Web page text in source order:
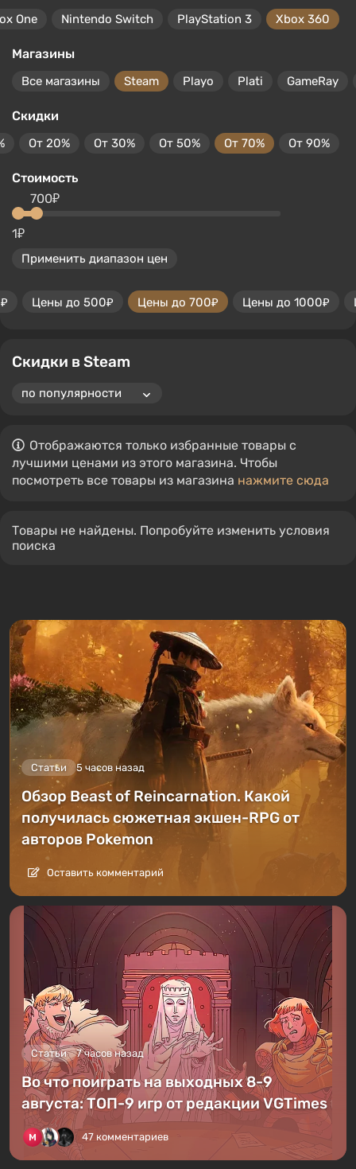
One Nintendo Switch PlayStation 3 Xbox 360
Магазины
Все магазины Steam Playo Plati GameRay
Скидки
От 20% От 30% От 50% От 70% От 90%
Стоимость
1₽
700₽
Применить диапазон цен
Цены до 500₽ Цены до 700₽ Цены до 1000₽
Скидки в Steam
Отображаются только избранные товары с
лучшими ценами из этого магазина. Чтобы
посмотреть все товары из магазина нажмите сюда
Товары не найдены. Попробуйте изменить условия
поиска
Статьи 5 часов назад
Обзор Beast of Reincarnation. Какой
получилась сюжетная экшен-RPG от
авторов Pokemon
Оставить комментарий
Статьи 7 часов назад
Во что поиграть на выходных 8-9
августа: ТОП-9 игр от редакции VGTimes
47 комментариев